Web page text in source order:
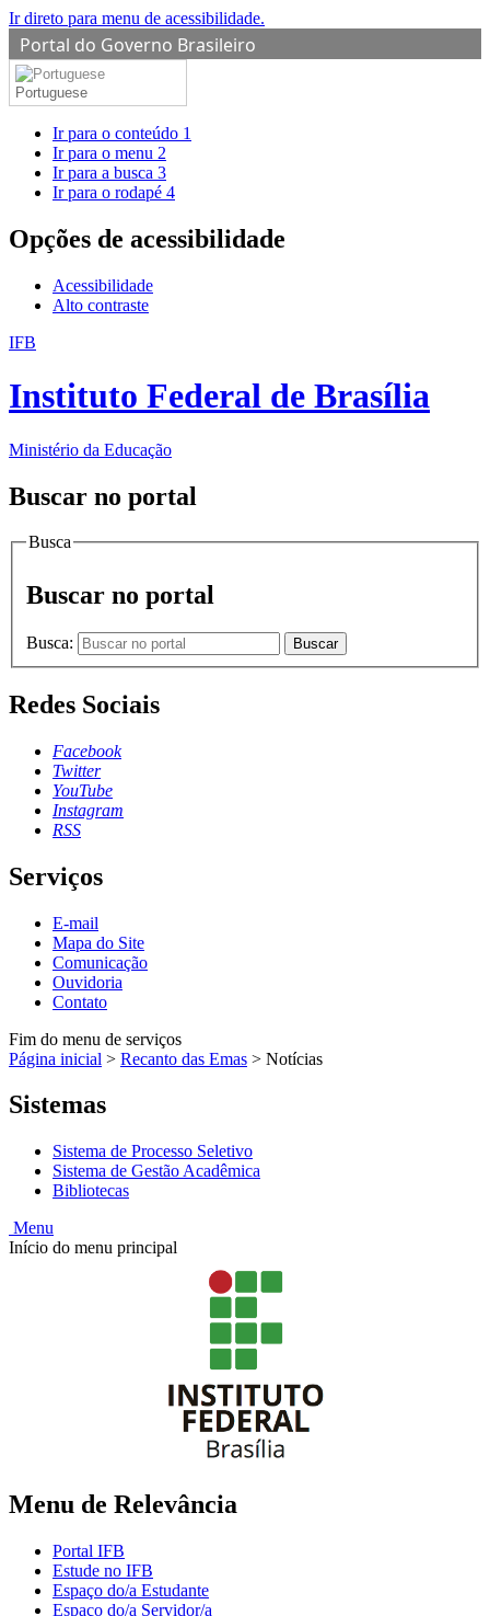
Ir direto para menu de acessibilidade.
Portal do Governo Brasileiro
Portuguese
Ir para o conteúdo 1
Ir para o menu 2
Ir para a busca 3
Ir para o rodapé 4
Opções de acessibilidade
Acessibilidade
Alto contraste
IFB
Instituto Federal de Brasília
Ministério da Educação
Buscar no portal
Busca
Buscar no portal
Busca: Buscar
Redes Sociais
Facebook
Twitter
YouTube
Instagram
RSS
Serviços
E-mail
Mapa do Site
Comunicação
Ouvidoria
Contato
Fim do menu de serviços
Página inicial > Recanto das Emas > Notícias
Sistemas
Sistema de Processo Seletivo
Sistema de Gestão Acadêmica
Bibliotecas
Menu
Início do menu principal
Menu de Relevância
Portal IFB
Estude no IFB
Espaço do/a Estudante
Espaço do/a Servidor/a